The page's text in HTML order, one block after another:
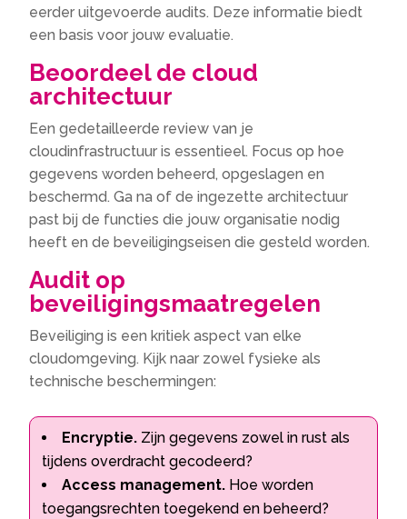
eerder uitgevoerde audits. Deze informatie biedt
een basis voor jouw evaluatie.
Beoordeel de cloud
architectuur
Een gedetailleerde review van je
cloudinfrastructuur is essentieel. Focus op hoe
gegevens worden beheerd, opgeslagen en
beschermd. Ga na of de ingezette architectuur
past bij de functies die jouw organisatie nodig
heeft en de beveiligingseisen die gesteld worden.
Audit op
beveiligingsmaatregelen
Beveiliging is een kritiek aspect van elke
cloudomgeving. Kijk naar zowel fysieke als
technische beschermingen:
Encryptie. Zijn gegevens zowel in rust als
tijdens overdracht gecodeerd?
Access management. Hoe worden
toegangsrechten toegekend en beheerd?